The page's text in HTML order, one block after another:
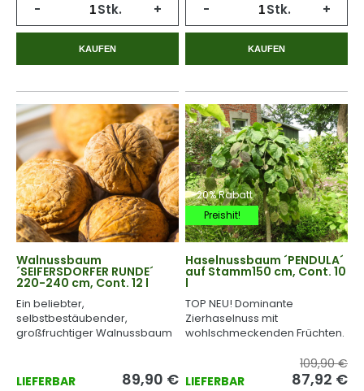
- Stk. +
KAUFEN
- Stk. +
KAUFEN
Walnussbaum
´SEIFERSDORFER RUNDE´
220-240 cm, Cont. 12 l
Ein beliebter,
selbstbestäubender,
großfruchtiger Walnussbaum
LIEFERBAR 89,90 €
-20% Rabatt
Preishit!
Haselnussbaum ´PENDULA´
auf Stamm150 cm, Cont. 10
l
TOP NEU! Dominante
Zierhaselnuss mit
wohlschmeckenden Früchten.
LIEFERBAR
109,90 €
87,92 €